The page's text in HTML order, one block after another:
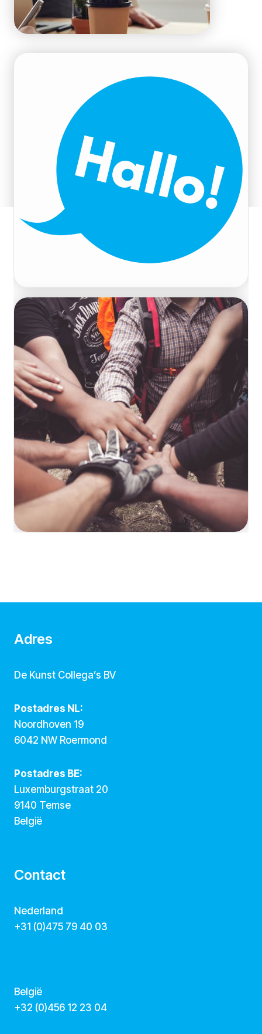
Adres
De Kunst Collega’s BV
Postadres NL:
Noordhoven 19
6042 NW Roermond
Postadres BE:
Luxemburgstraat 20
9140 Temse
België
Contact
Nederland
+31 (0)475 79 40 03
België
‭+32 (0)456 12 23 04‬